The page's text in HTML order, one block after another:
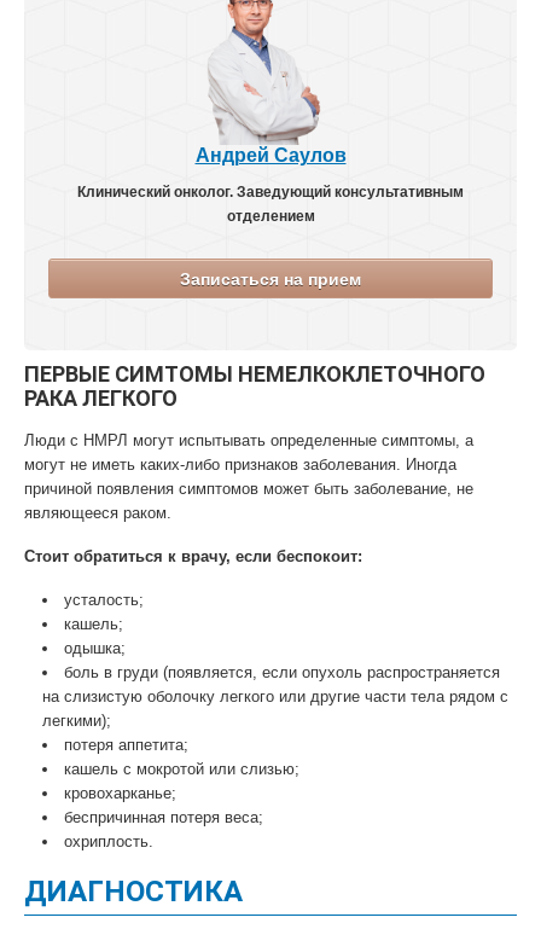
Андрей Саулов
Клинический онколог. Заведующий консультативным
отделением
Записаться на прием
ПЕРВЫЕ СИМТОМЫ НЕМЕЛКОКЛЕТОЧНОГО
РАКА ЛЕГКОГО
Люди с НМРЛ могут испытывать определенные симптомы, а
могут не иметь каких-либо признаков заболевания. Иногда
причиной появления симптомов может быть заболевание, не
являющееся раком.
Стоит обратиться к врачу, если беспокоит:
усталость;
кашель;
одышка;
боль в груди (появляется, если опухоль распространяется
на слизистую оболочку легкого или другие части тела рядом с
легкими);
потеря аппетита;
кашель с мокротой или слизью;
кровохарканье;
беспричинная потеря веса;
охриплость.
ДИАГНОСТИКА